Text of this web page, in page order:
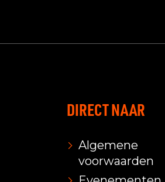
DIRECT NAAR
Algemene
voorwaarden